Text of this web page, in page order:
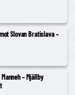
Slovan Bratislava –
– Mjällby